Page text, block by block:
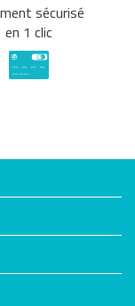
sécurisé
en 1 clic